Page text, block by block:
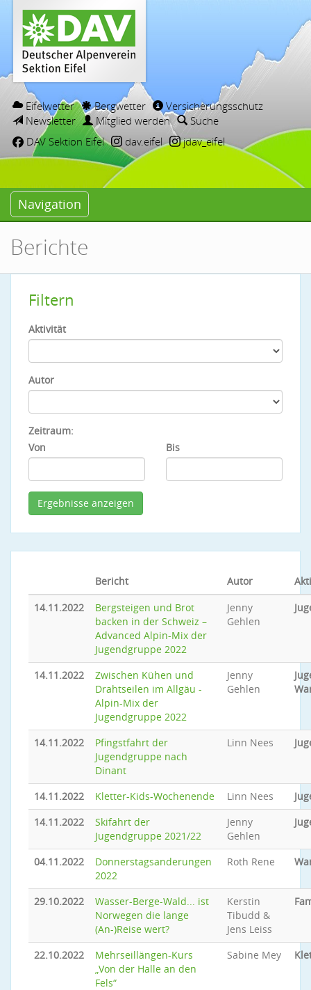
Eifelwetter Bergwetter
Versicherungsschutz
Newsletter
Mitglied werden
Suche
DAV Sektion Eifel
dav.eifel jdav_eifel
Navigation
Berichte
Filtern
Aktivität
Autor
Zeitraum:
Von
Bis
Bericht Autor
14.11.2022
Bergsteigen und Brot
backen in der Schweiz –
Advanced Alpin-Mix der
Jugendgruppe 2022
Jenny
Gehlen
14.11.2022
Zwischen Kühen und
Drahtseilen im Allgäu -
Alpin-Mix der
Jugendgruppe 2022
Jenny
Gehlen
14.11.2022
Pfingstfahrt der
Jugendgruppe nach
Dinant
Linn Nees
14.11.2022 Kletter-Kids-Wochenende Linn Nees
14.11.2022
Skifahrt der
Jugendgruppe 2021/22
Jenny
Gehlen
04.11.2022
Donnerstagsanderungen
2022
Roth Rene
29.10.2022
Wasser-Berge-Wald... ist
Norwegen die lange
(An-)Reise wert?
Kerstin
Tibudd &
Jens Leiss
22.10.2022
Mehrseillängen-Kurs
„Von der Halle an den
Fels“
Sabine Mey